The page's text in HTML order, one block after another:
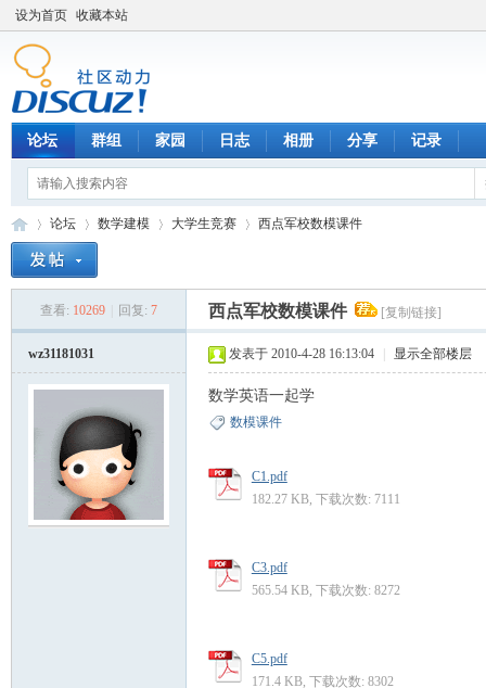
设为首页 收藏本站
论坛 群组 家园 日志 相册 分享 记录
论坛
›
数学建模
›
大学生竞赛
›
西点军校数模课件
查看: 10269 回复: 7 西点军校数模课件 [复制链接]
wz31181031 发表于 2010-4-28 16:13:04 显示全部楼层
数学英语一起学
数模课件
C1.pdf
182.27 KB, 下载次数: 7111
C3.pdf
565.54 KB, 下载次数: 8272
C5.pdf
171.4 KB, 下载次数: 8302